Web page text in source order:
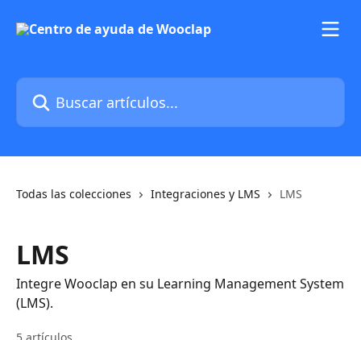
Buscar artículos...
Todas las colecciones Integraciones y LMS LMS
LMS
Integre Wooclap en su Learning Management System
(LMS).